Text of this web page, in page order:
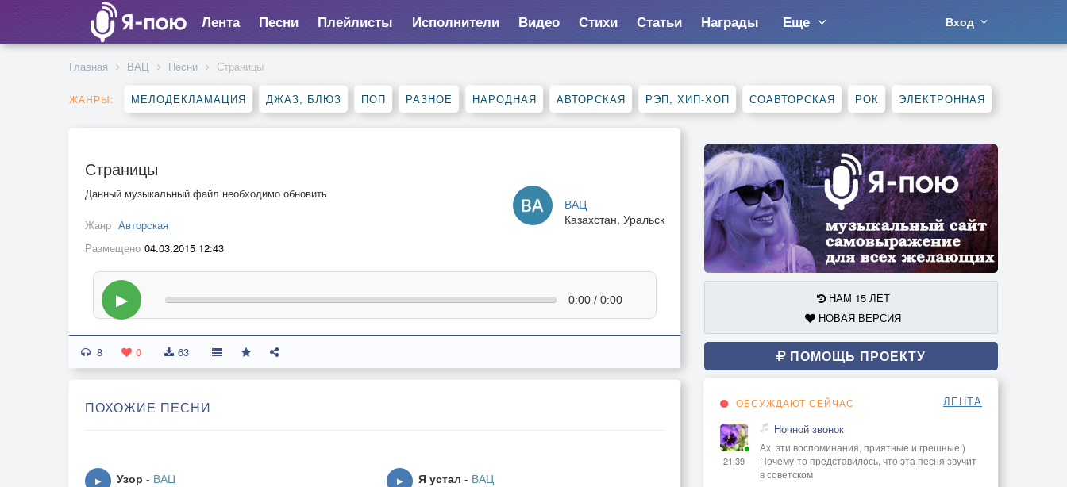
Лента Песни Плейлисты Исполнители Видео Стихи Статьи Награды Еще Вход
Главная ВАЦ Песни Страницы
ЖАНРЫ: МЕЛОДЕКЛАМАЦИЯ ДЖАЗ, БЛЮЗ ПОП РАЗНОЕ НАРОДНАЯ АВТОРСКАЯ РЭП, ХИП-ХОП СОАВТОРСКАЯ РОК ЭЛЕКТРОННАЯ
Страницы
ВАЦ
Казахстан, Уральск
Данный музыкальный файл необходимо обновить
Жанр Авторская
Размещено 04.03.2015 12:43
▶ 0:00 / 0:00
8 0 63
ПОХОЖИЕ ПЕСНИ
▶ Узор - ВАЦ ▶ Я устал - ВАЦ
НАМ 15 ЛЕТ
НОВАЯ ВЕРСИЯ
ПОМОЩЬ ПРОЕКТУ
ОБСУЖДАЮТ СЕЙЧАС ЛЕНТА
21:39
Ночной звонок
Ах, эти воспоминания, приятные и грешные!)
Почему-то представилось, что эта песня звучит
в советском